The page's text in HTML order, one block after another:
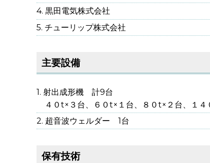
黒田電気株式会社
チューリップ株式会社
主要設備
射出成形機 計9台
４０t×３台、６０t×１台、８０t×２台、１４
超音波ウェルダー 1台
保有技術